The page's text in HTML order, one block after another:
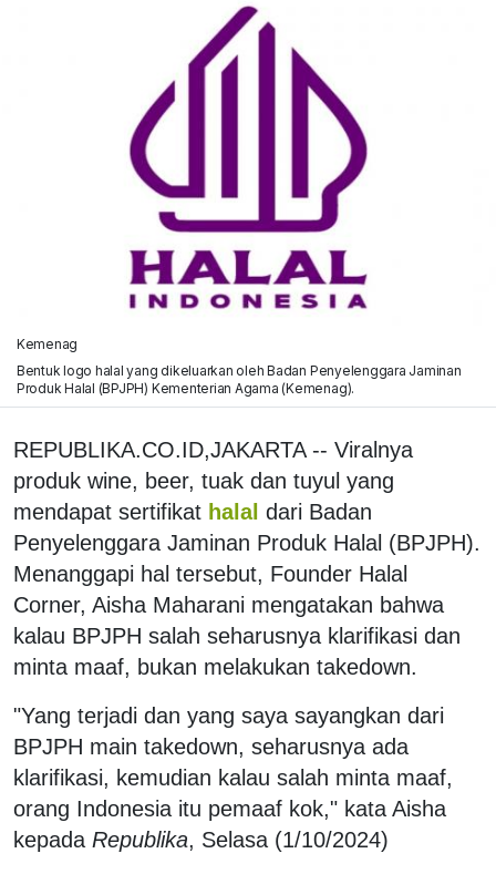
Kemenag
Bentuk logo halal yang dikeluarkan oleh Badan Penyelenggara Jaminan
Produk Halal (BPJPH) Kementerian Agama (Kemenag).
REPUBLIKA.CO.ID,JAKARTA -- Viralnya
produk wine, beer, tuak dan tuyul yang
mendapat sertifikat halal dari Badan
Penyelenggara Jaminan Produk Halal (BPJPH).
Menanggapi hal tersebut, Founder Halal
Corner, Aisha Maharani mengatakan bahwa
kalau BPJPH salah seharusnya klarifikasi dan
minta maaf, bukan melakukan takedown.
"Yang terjadi dan yang saya sayangkan dari
BPJPH main takedown, seharusnya ada
klarifikasi, kemudian kalau salah minta maaf,
orang Indonesia itu pemaaf kok," kata Aisha
kepada Republika, Selasa (1/10/2024)